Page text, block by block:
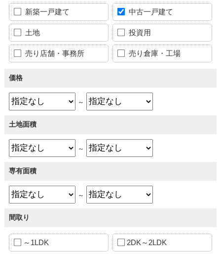
新築一戸建て 中古一戸建て
土地 投資用
売り店舗・事務所 売り倉庫・工場
価格
～
土地面積
～
専有面積
～
間取り
～1LDK 2DK～2LDK